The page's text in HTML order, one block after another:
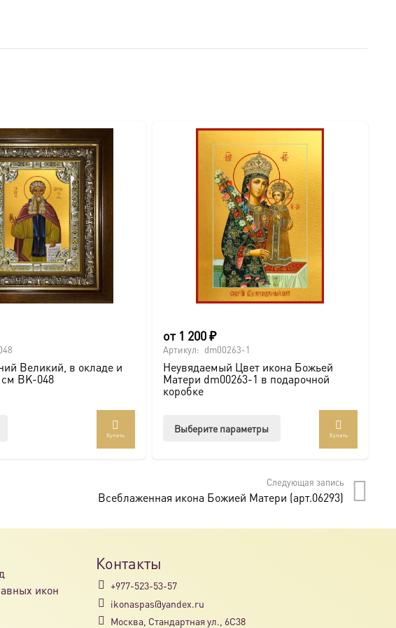
Великий, в окладе и
см BK-048
Купить
от 1 200₽
Артикул: dm00263-1
Неувядаемый Цвет икона Божьей
Матери dm00263-1 в подарочной
коробке
Выберите параметры
вариаций.
Опции
Купить
Следующая запись
Всеблаженная икона Божией Матери (арт.06293)
икон
Контакты
+977-523-53-57
ikonaspas@yandex.ru
Москва, Стандартная ул., 6С38